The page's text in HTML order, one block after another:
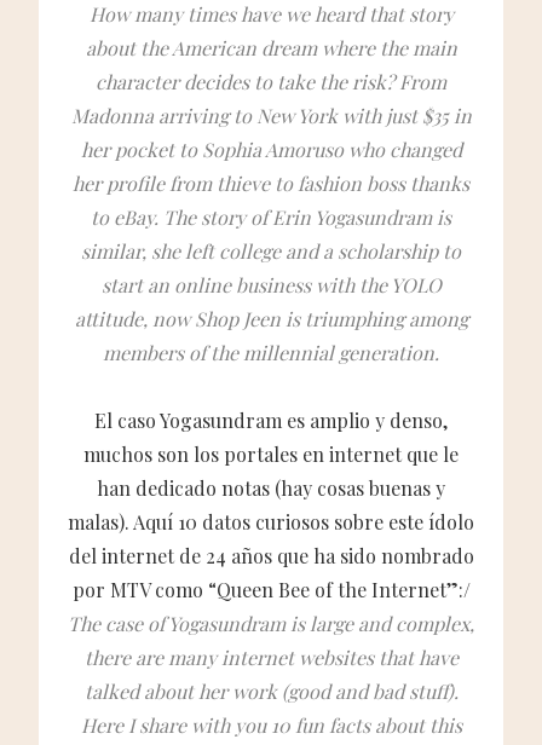
How many times have we heard that story
about the American dream where the main
character decides to take the risk? From
Madonna arriving to New York with just $35 in
her pocket to Sophia Amoruso who changed
her profile from thieve to fashion boss thanks
to eBay. The story of Erin Yogasundram is
similar, she left college and a scholarship to
start an online business with the YOLO
attitude, now Shop Jeen is triumphing among
members of the millennial generation.
El caso Yogasundram es amplio y denso,
muchos son los portales en internet que le
han dedicado notas (hay cosas buenas y
malas). Aquí 10 datos curiosos sobre este ídolo
del internet de 24 años que ha sido nombrado
por MTV como “Queen Bee of the Internet”:/
The case of Yogasundram is large and complex,
there are many internet websites that have
talked about her work (good and bad stuff).
Here I share with you 10 fun facts about this